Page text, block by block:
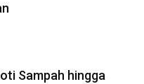
Sampah hingga